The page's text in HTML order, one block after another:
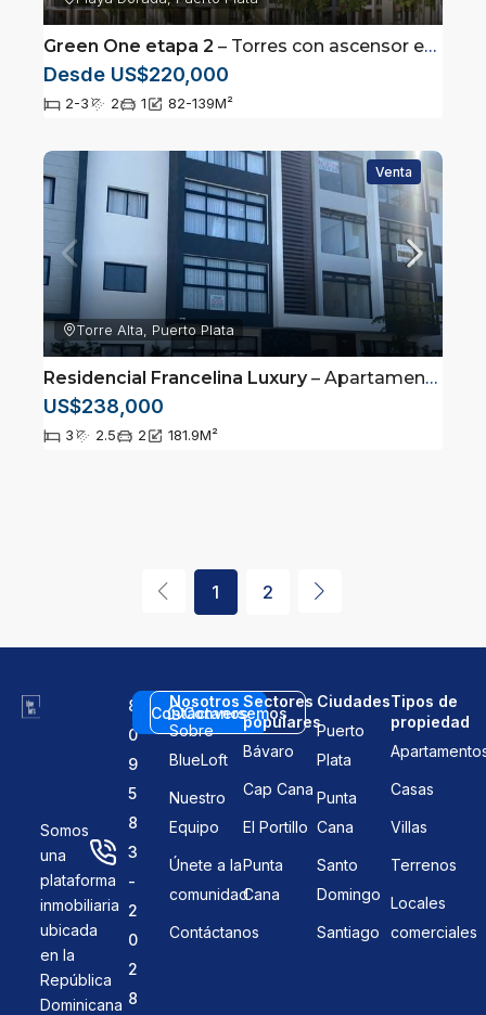
Green One etapa 2 – Torres con ascensor en Playa Dorada, Puerto Plata
Desde US$220,000
2-3 2 1 82-139M²
Venta
Torre Alta, Puerto Plata
Residencial Francelina Luxury– Apartamento en 2do nivel ubicado en Urbanización, Torre Alta, Puerto Plata
US$238,000
3 2.5 2 181.9M²
1 2
Somos
una
plataforma
inmobiliaria
ubicada
en la
República
Dominicana
8
0
9
5
8
3
-
2
0
2
8
Contáctanos
Conversemos
Nosotros
Sobre
BlueLoft
Nuestro
Equipo
Únete a la
comunidad
Contáctanos
Sectores
populares
Bávaro
Cap Cana
El Portillo
Punta
Cana
Ciudades
Puerto
Plata
Punta
Cana
Santo
Domingo
Santiago
Tipos de
propiedad
Casas
Villas
Terrenos
Locales
comerciales